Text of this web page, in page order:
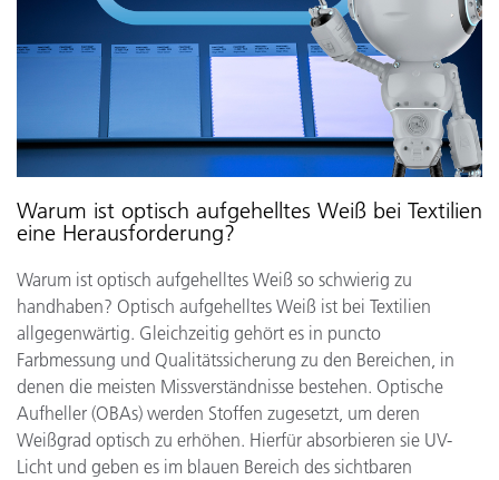
Warum ist optisch aufgehelltes Weiß bei Textilien
eine Herausforderung?
Warum ist optisch aufgehelltes Weiß so schwierig zu
handhaben? Optisch aufgehelltes Weiß ist bei Textilien
allgegenwärtig. Gleichzeitig gehört es in puncto
Farbmessung und Qualitätssicherung zu den Bereichen, in
denen die meisten Missverständnisse bestehen. Optische
Aufheller (OBAs) werden Stoffen zugesetzt, um deren
Weißgrad optisch zu erhöhen. Hierfür absorbieren sie UV-
Licht und geben es im blauen Bereich des sichtbaren